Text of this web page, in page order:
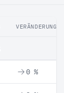
VERÄNDERUNG
0 %